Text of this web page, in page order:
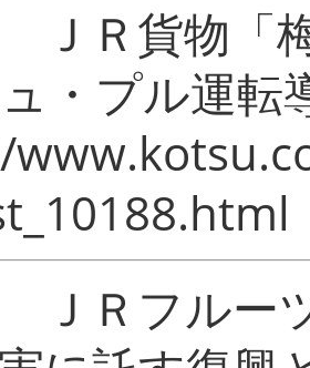
ＪＲ貨物「
・プル運転
ＪＲフルー